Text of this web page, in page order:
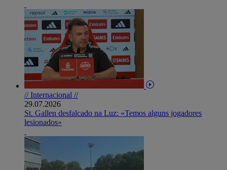
// Internacional //
29.07.2026
St. Gallen desfalcado na Luz: «Temos alguns jogadores
lesionados»